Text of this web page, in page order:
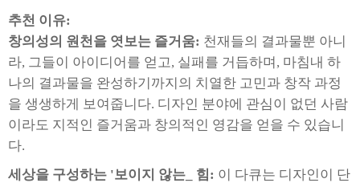
추천 이유:
창의성의 원천을 엿보는 즐거움: 천재들의 결과물뿐 아니
라, 그들이 아이디어를 얻고, 실패를 거듭하며, 마침내 하
나의 결과물을 완성하기까지의 치열한 고민과 창작 과정
을 생생하게 보여줍니다. 디자인 분야에 관심이 없던 사람
이라도 지적인 즐거움과 창의적인 영감을 얻을 수 있습니
다.
세상을 구성하는 '보이지 않는_ 힘: 이 다큐는 디자인이 단